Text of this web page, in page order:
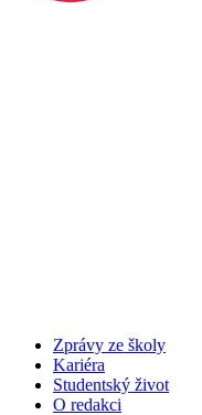
Zprávy ze školy
Kariéra
Studentský život
O redakci